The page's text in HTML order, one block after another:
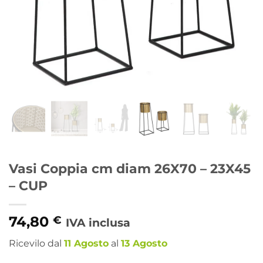
Vasi Coppia cm diam 26X70 – 23X45
– CUP
74,80 € IVA inclusa
Ricevilo dal 11 Agosto al 13 Agosto